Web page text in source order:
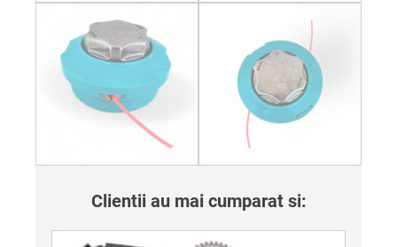
Clientii au mai cumparat si: